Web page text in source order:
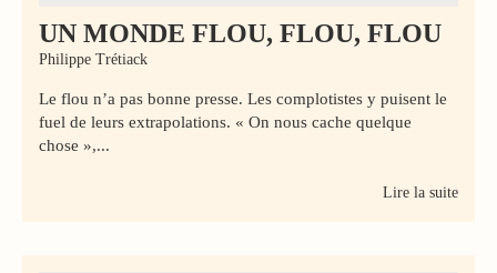
UN MONDE FLOU, FLOU, FLOU
Philippe Trétiack
Le flou n’a pas bonne presse. Les complotistes y puisent le
fuel de leurs extrapolations. « On nous cache quelque
chose »,...
Lire la suite